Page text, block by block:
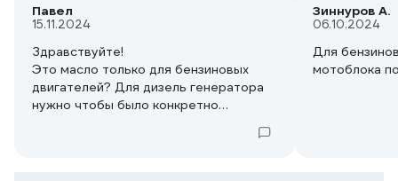
Павел
15.11.2024
Здравствуйте!
Это масло только для бензиновых
двигателей? Для дизель генератора
нужно чтобы было конкретно
Зиннуров А.
06.10.2024
Для
мотоблока